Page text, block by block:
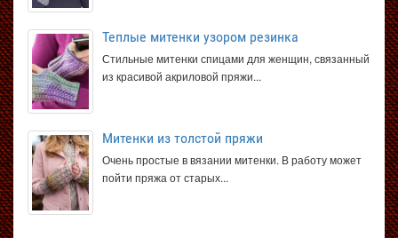
Теплые митенки узором резинка
Стильные митенки спицами для женщин, связанный
из красивой акриловой пряжи...
Митенки из толстой пряжи
Очень простые в вязании митенки. В работу может
пойти пряжа от старых...